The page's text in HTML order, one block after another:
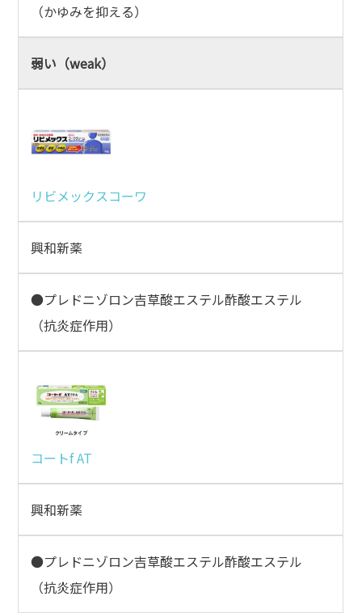
（かゆみを抑える）
弱い（weak）
リビメックスコーワ
興和新薬
●プレドニゾロン吉草酸エステル酢酸エステル
（抗炎症作用）
コートf AT
興和新薬
●プレドニゾロン吉草酸エステル酢酸エステル
（抗炎症作用）